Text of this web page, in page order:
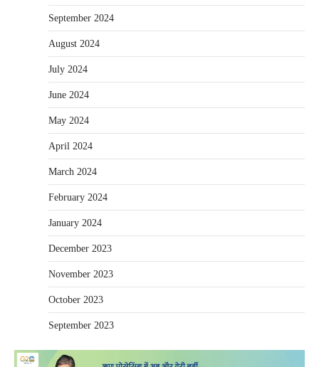
September 2024
August 2024
July 2024
June 2024
May 2024
April 2024
March 2024
February 2024
January 2024
December 2023
November 2023
October 2023
September 2023